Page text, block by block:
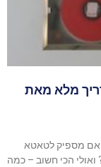
מלא מאת
מספיק לטאטא
ואולי הכי חשוב – כמה